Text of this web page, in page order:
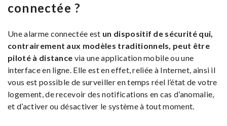
connectée ?
Une alarme connectée est un dispositif de sécurité qui,
contrairement aux modèles traditionnels, peut être
piloté à distance via une application mobile ou une
interface en ligne. Elle est en effet, reliée à Internet, ainsi il
vous est possible de surveiller en temps réel l’état de votre
logement, de recevoir des notifications en cas d’anomalie,
et d’activer ou désactiver le système à tout moment.